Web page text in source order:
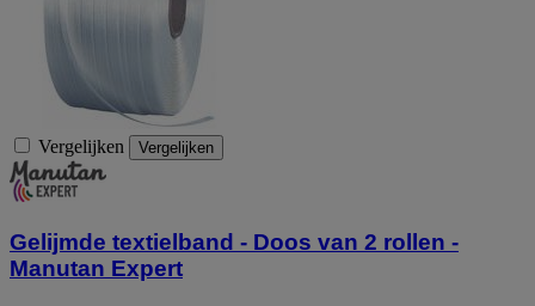
Vergelijken Vergelijken
Gelijmde textielband - Doos van 2 rollen -
Manutan Expert